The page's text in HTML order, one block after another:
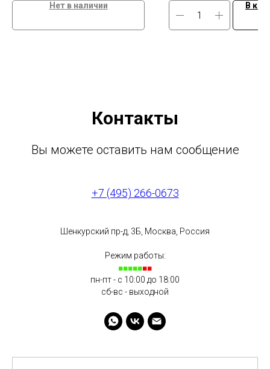
Нет в наличии В
Контакты
Вы можете оставить нам сообщение
+7 (495) 266-0673
Шенкурский пр-д, 3Б, Москва, Россия
Режим работы:
■■■■■■■
пн-пт - с 10:00 до 18:00
сб-вс - выходной